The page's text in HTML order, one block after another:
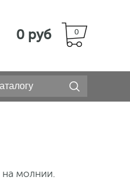
0
0 руб
на молнии.